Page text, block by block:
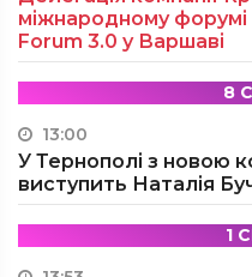
міжнародному
Forum 3.0 у Варшаві
8
13:00
У Тернополі з новою
виступить Наталія
1